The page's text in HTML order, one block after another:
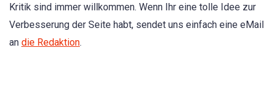
Kritik sind immer willkommen. Wenn Ihr eine tolle Idee zur
Verbesserung der Seite habt, sendet uns einfach eine eMail
an die Redaktion.